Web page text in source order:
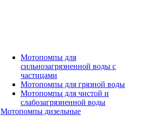
Мотопомпы для
сильнозагрязненной воды с
частицами
Мотопомпы для грязной воды
Мотопомпы для чистой и
слабозагрязненной воды
Мотопомпы дизельные